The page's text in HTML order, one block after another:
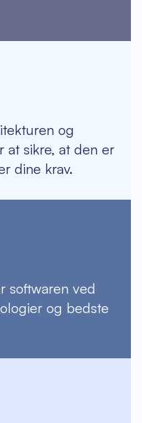
og
sikre, at den er
dine krav.
softwaren ved
og bedste